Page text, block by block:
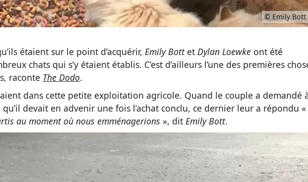
© Emily Bott
étaient sur le point d’acquérir, Emily Bott et Dylan Loewke ont été
chats qui s’y étaient établis. C’est d’ailleurs l’une des premières
raconte The Dodo.
dans cette petite exploitation agricole. Quand le couple a demandé
devait en advenir une fois l’achat conclu, ce dernier leur a répondu «
au moment où nous emménagerions », dit Emily Bott.